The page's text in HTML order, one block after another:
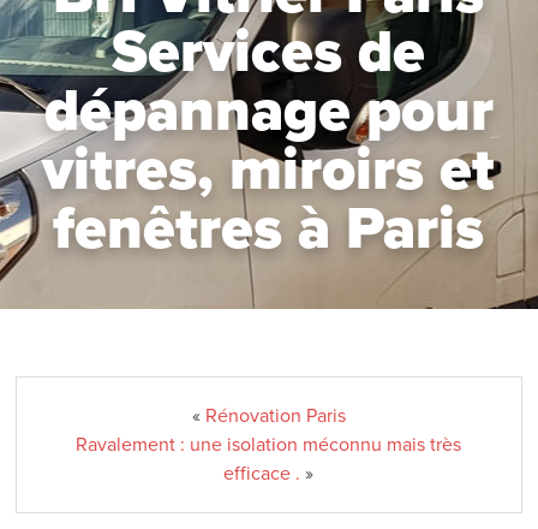
Services de
dépannage pour
vitres, miroirs et
fenêtres à Paris
« Rénovation Paris
Ravalement : une isolation méconnu mais très
efficace . »